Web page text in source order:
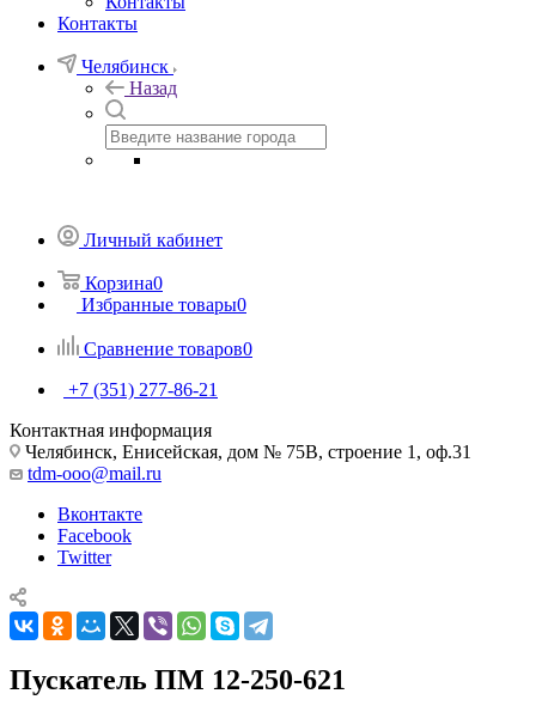
Контакты
Челябинск
Назад
Личный кабинет
Корзина0
Избранные товары0
Сравнение товаров0
+7 (351) 277-86-21
Контактная информация
Челябинск, Енисейская, дом № 75В, строение 1, оф.31
tdm-ooo@mail.ru
Вконтакте
Facebook
Twitter
Пускатель ПМ 12-250-621